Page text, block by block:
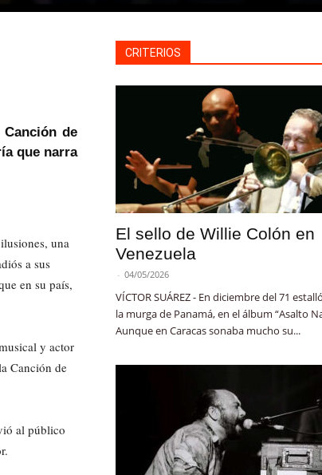
de
que narra
una
a sus
en su país,
y actor
Canción de
al público
CRITERIOS
El sello de Willie Colón en
Venezuela
- 04/05/2026
VÍCTOR SUÁREZ - En diciembre del 71
la murga de Panamá, en el álbum “Asalto
Aunque en Caracas sonaba mucho su...